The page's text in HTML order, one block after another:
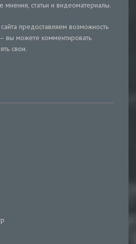
мнения, статьи и видеоматериалы.
предоставляем возможность
вы можете комментировать
свои.